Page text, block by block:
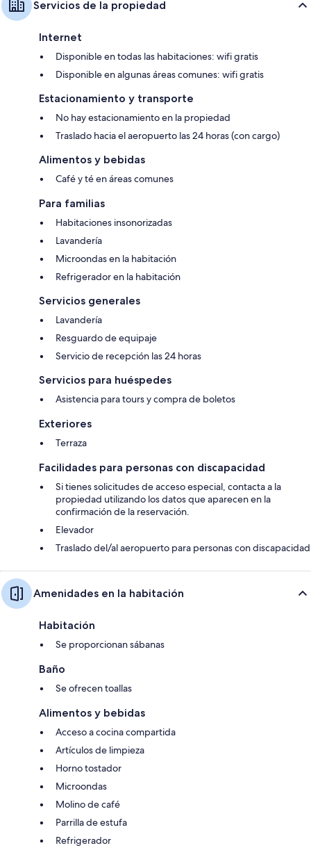
Servicios de la propiedad
Internet
Disponible en todas las habitaciones: wifi gratis
Disponible en algunas áreas comunes: wifi gratis
Estacionamiento y transporte
No hay estacionamiento en la propiedad
Traslado hacia el aeropuerto las 24 horas (con cargo)
Alimentos y bebidas
Café y té en áreas comunes
Para familias
Habitaciones insonorizadas
Lavandería
Microondas en la habitación
Refrigerador en la habitación
Servicios generales
Lavandería
Resguardo de equipaje
Servicio de recepción las 24 horas
Servicios para huéspedes
Asistencia para tours y compra de boletos
Exteriores
Terraza
Facilidades para personas con discapacidad
Si tienes solicitudes de acceso especial, contacta a la
propiedad utilizando los datos que aparecen en la
confirmación de la reservación.
Elevador
Traslado del/al aeropuerto para personas con discapacidad
Amenidades en la habitación
Habitación
Se proporcionan sábanas
Baño
Se ofrecen toallas
Alimentos y bebidas
Acceso a cocina compartida
Artículos de limpieza
Horno tostador
Microondas
Molino de café
Parrilla de estufa
Refrigerador